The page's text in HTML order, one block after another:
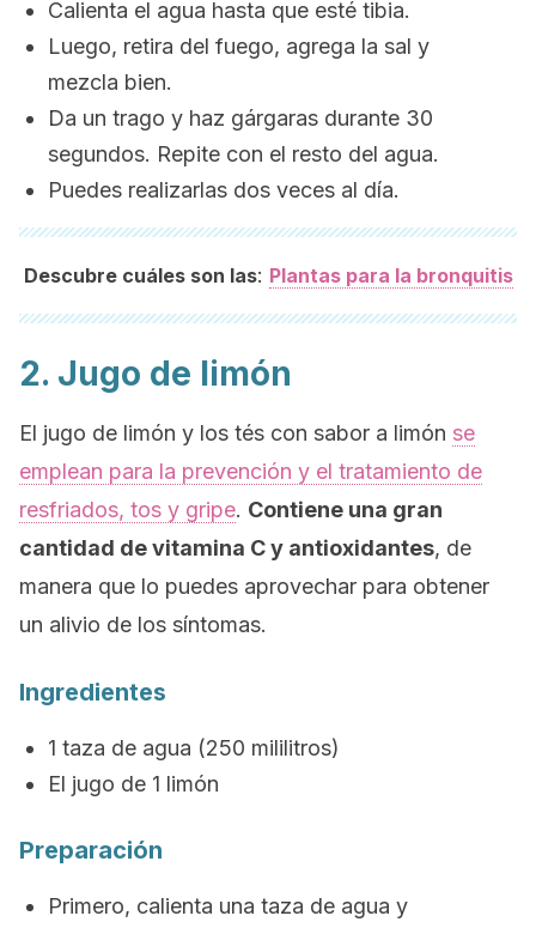
Calienta el agua hasta que esté tibia.
Luego, retira del fuego, agrega la sal y
mezcla bien.
Da un trago y haz gárgaras durante 30
segundos. Repite con el resto del agua.
Puedes realizarlas dos veces al día.
Descubre cuáles son las: Plantas para la bronquitis
2. Jugo de limón
El jugo de limón y los tés con sabor a limón se
emplean para la prevención y el tratamiento de
resfriados, tos y gripe. Contiene una gran
cantidad de vitamina C y antioxidantes, de
manera que lo puedes aprovechar para obtener
un alivio de los síntomas.
Ingredientes
1 taza de agua (250 mililitros)
El jugo de 1 limón
Preparación
Primero, calienta una taza de agua y